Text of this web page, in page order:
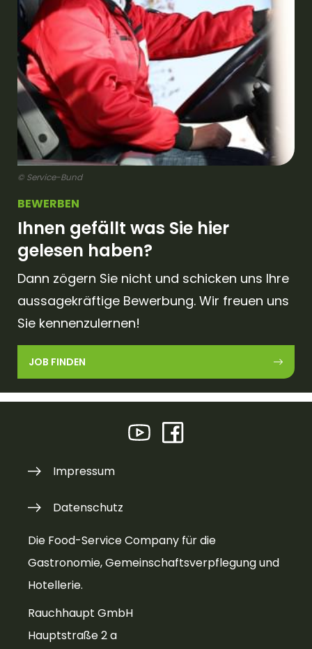
© Service-Bund
BEWERBEN
Ihnen gefällt was Sie hier
gelesen haben?
Dann zögern Sie nicht und schicken uns Ihre
aussagekräftige Bewerbung. Wir freuen uns
Sie kennenzulernen!
JOB FINDEN
Die Food-Service Company für die
Gastronomie, Gemeinschaftsverpflegung und
Hotellerie.
Rauchhaupt GmbH
Hauptstraße 2 a
Impressum
Datenschutz